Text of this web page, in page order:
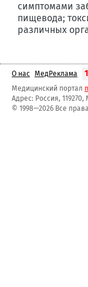
симптомами
пищевода;
различных
О нас МедРеклама
Медицинский портал
Адрес: Россия,
© 1998—2026 Все